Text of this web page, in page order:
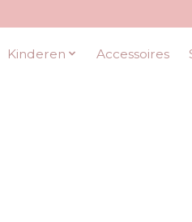
Kinderen Accessoires